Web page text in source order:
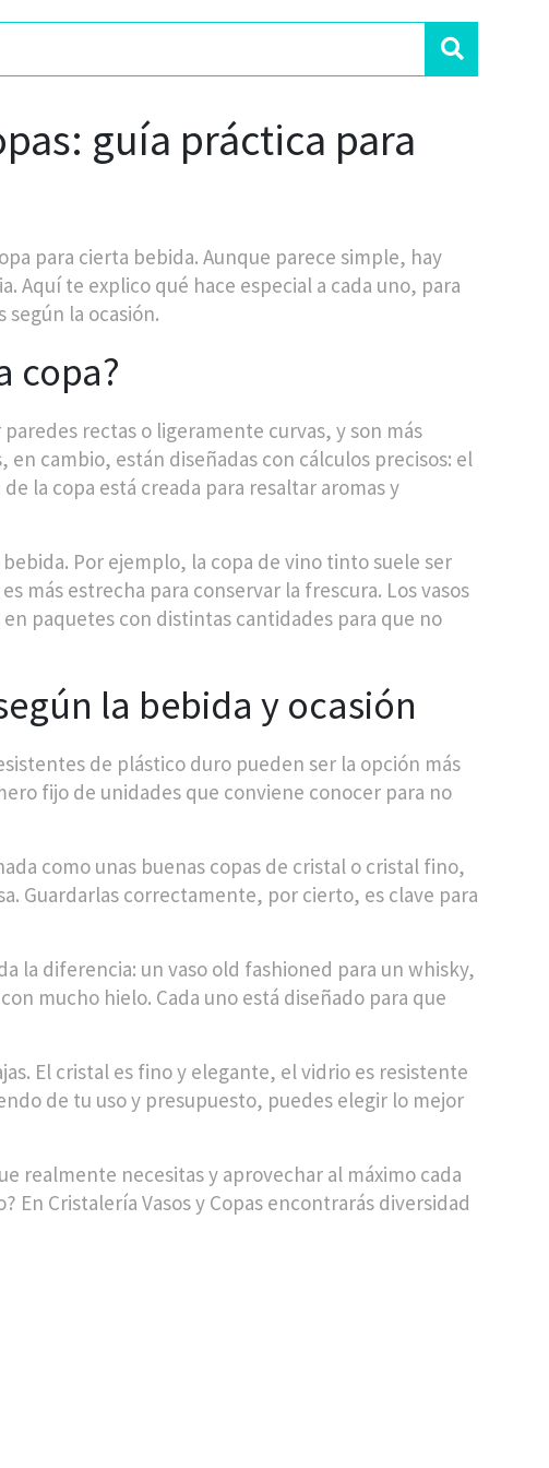
guía práctica para
para cierta bebida. Aunque parece simple, hay
Aquí te explico qué hace especial a cada uno, para
según la ocasión.
copa?
rectas o ligeramente curvas, y son más
en cambio, están diseñadas con cálculos precisos: el
la copa está creada para resaltar aromas y
Por ejemplo, la copa de vino tinto suele ser
más estrecha para conservar la frescura. Los vasos
paquetes con distintas cantidades para que no
la bebida y ocasión
de plástico duro pueden ser la opción más
fijo de unidades que conviene conocer para no
como unas buenas copas de cristal o cristal fino,
Guardarlas correctamente, por cierto, es clave para
la diferencia: un vaso old fashioned para un whisky,
mucho hielo. Cada uno está diseñado para que
El cristal es fino y elegante, el vidrio es resistente
de tu uso y presupuesto, puedes elegir lo mejor
realmente necesitas y aprovechar al máximo cada
En Cristalería Vasos y Copas encontrarás diversidad